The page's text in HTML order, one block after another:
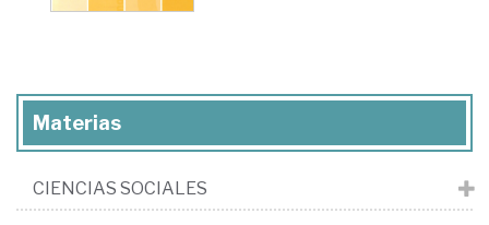
Materias
CIENCIAS SOCIALES